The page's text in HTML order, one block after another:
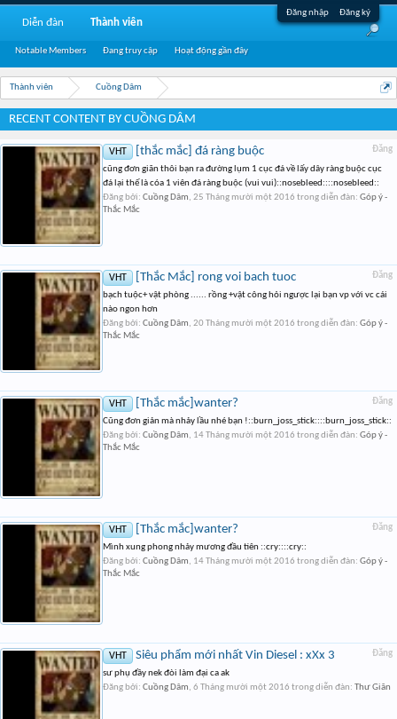
Đăng nhập Đăng ký
Thành viên Cuồng Dâm
RECENT CONTENT BY CUỒNG DÂM
Đăng
VHT [thắc mắc] đá ràng buộc
cũng đơn giãn thôi bạn ra đường lụm 1 cục đá về lấy dây ràng buộc cục
đá lại thế là cóa 1 viên đá ràng buộc (vui vui)::nosebleed::::nosebleed::
Đăng bởi: Cuồng Dâm, 25 Tháng mười một 2016 trong diễn đàn: Góp ý -
Thắc Mắc
Đăng
VHT [Thắc Mắc] rong voi bach tuoc
bạch tuộc+ vật phòng ...... rồng +vật công hỏi ngược lại bạn vp với vc cái
nào ngon hơn
Đăng bởi: Cuồng Dâm, 20 Tháng mười một 2016 trong diễn đàn: Góp ý -
Thắc Mắc
Đăng
VHT [Thắc mắc]wanter?
Cũng đơn giản mà nhảy lầu nhé bạn !::burn_joss_stick::::burn_joss_stick::
Đăng bởi: Cuồng Dâm, 14 Tháng mười một 2016 trong diễn đàn: Góp ý -
Thắc Mắc
Đăng
VHT [Thắc mắc]wanter?
Mình xung phong nhảy mương đầu tiên ::cry::::cry::
Đăng bởi: Cuồng Dâm, 14 Tháng mười một 2016 trong diễn đàn: Góp ý -
Thắc Mắc
Đăng
VHT Siêu phẩm mới nhất Vin Diesel : xXx 3
sư phụ đầy nek đòi làm đại ca ak
Đăng bởi: Cuồng Dâm, 6 Tháng mười một 2016 trong diễn đàn: Thư Giãn
Diễn đàn Thành viên
Notable Members Đang truy cập Hoạt động gần đây